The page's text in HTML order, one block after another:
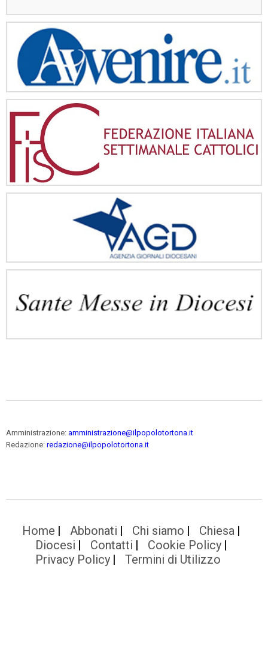
Amministrazione: amministrazione@ilpopolotortona.it
Redazione: redazione@ilpopolotortona.it
Home Abbonati Chi siamo
Chiesa
Diocesi
Contatti
Cookie Policy
Privacy Policy
Termini di Utilizzo